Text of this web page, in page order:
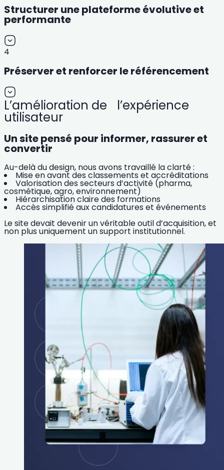
Structurer une plateforme évolutive et
performante
4
Préserver et renforcer le référencement
L’amélioration de l’expérience
utilisateur
Un site pensé pour informer, rassurer et
convertir
Au-delà du design, nous avons travaillé la clarté :
Mise en avant des classements et accréditations
Valorisation des secteurs d’activité (pharma,
cosmétique, agro, environnement)
Hiérarchisation claire des formations
Accès simplifié aux candidatures et événements
Le site devait devenir un véritable outil d’acquisition, et
non plus uniquement un support institutionnel.